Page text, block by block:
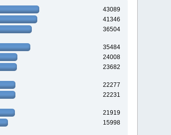
43089
41346
36504
35484
24008
23682
22277
22231
21919
15998